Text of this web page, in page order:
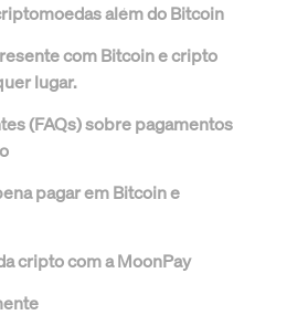
além do Bitcoin
com Bitcoin e cripto
lugar.
(FAQs) sobre pagamentos
pagar em Bitcoin e
cripto com a MoonPay